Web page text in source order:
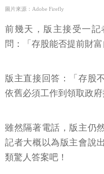
圖片來源：Adobe Firefly
前幾天，版主接受一
問：「存股能否提前財
版主直接回答：「存股
依舊必須工作到領取政府
雖然隔著電話，版主仍
記者大概以為版主會說
類驚人答案吧！